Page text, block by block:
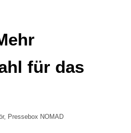
für das
, Pressebox NOMAD